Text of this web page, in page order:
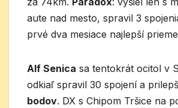
aute nad mesto, spravil 3
prvé dva mesiace najlepší
Alf Senica sa tentokrát ocitol v
odkiaľ spravil 30 spojení a
bodov. DX s Chipom Tršice na